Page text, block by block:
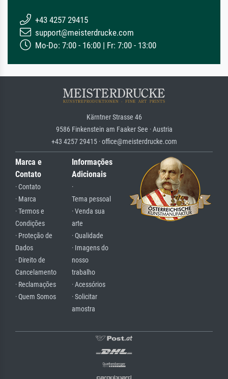
+43 4257 29415
support@meisterdrucke.com
Mo-Do: 7:00 - 16:00 | Fr: 7:00 - 13:00
Kärntner Strasse 46
9586 Finkenstein am Faaker See · Austria
+43 4257 29415 · office@meisterdrucke.com
Marca e
Contato
· Contato
· Marca
· Termos e
Condições
· Proteção de
Dados
· Direito de
Cancelamento
· Reclamações
· Quem Somos
Informações
Adicionais
·
Tema pessoal
· Venda sua
arte
· Qualidade
· Imagens do
nosso
trabalho
· Acessórios
· Solicitar
amostra